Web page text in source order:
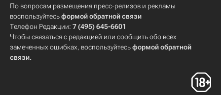
По вопросам размещения пресс-релизов и рекламы
воспользуйтесьформой обратной связи
Телефон Редакции: 7 (495) 645-6601
Чтобы связаться с редакцией или сообщить обо всех
замеченных ошибках, воспользуйтесьформой обратной
связи.